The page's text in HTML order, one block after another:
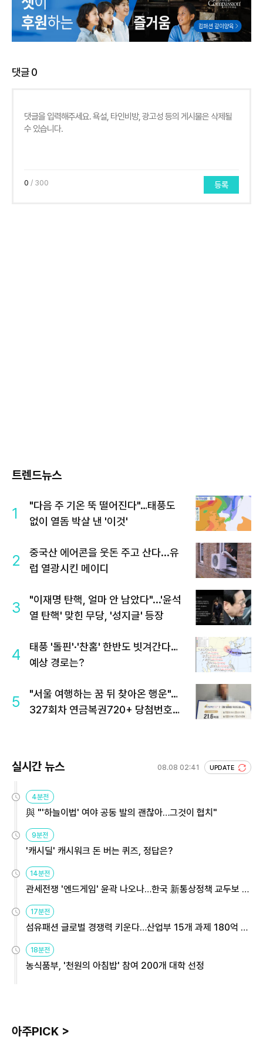
댓글0
0 / 300 등록
트렌드뉴스
1
"다음 주 기온 뚝 떨어진다"…태풍도
없이 열돔 박살 낸 '이것'
2
중국산 에어콘을 웃돈 주고 산다...유
럽 열광시킨 메이디
3
"이재명 탄핵, 얼마 안 남았다"...'윤석
열 탄핵' 맞힌 무당, '성지글' 등장
4
태풍 '돌핀'·'찬홈' 한반도 빗겨간다…
예상 경로는?
5
"서울 여행하는 꿈 뒤 찾아온 행운"…
327회차 연금복권720+ 당첨번호조
실시간 뉴스 08.08 02:41 UPDATE
4분전
與 "'하늘이법' 여야 공동 발의 괜찮아…그것이 협치"
9분전
'캐시딜' 캐시워크 돈 버는 퀴즈, 정답은?
14분전
관세전쟁 '엔드게임' 윤곽 나오나…한국 新통상정책 교두보 활
용해야
17분전
섬유패션 글로벌 경쟁력 키운다…산업부 15개 과제 180억 지
원
18분전
농식품부, '천원의 아침밥' 참여 200개 대학 선정
아주PICK >